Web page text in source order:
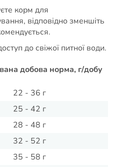
корм для
відповідно зменшіть
до свіжої питної води.
добова норма, г/добу
22 - 36 г
25 - 42 г
28 - 48 г
32 - 52 г
35 - 58 г